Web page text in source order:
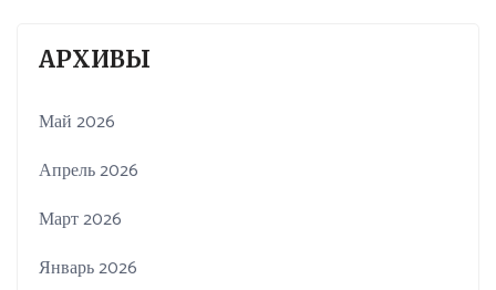
АРХИВЫ
Май 2026
Апрель 2026
Март 2026
Январь 2026